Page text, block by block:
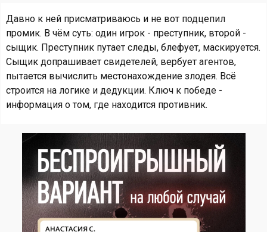
Давно к ней присматриваюсь и не вот подцепил
промик. В чём суть: один игрок - преступник, второй -
сыщик. Преступник путает следы, блефует, маскируется.
Сыщик допрашивает свидетелей, вербует агентов,
пытается вычислить местонахождение злодея. Всё
строится на логике и дедукции. Ключ к победе -
информация о том, где находится противник.